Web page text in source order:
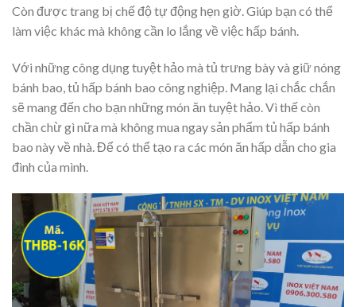
Còn được trang bị chế độ tự động hẹn giờ. Giúp bạn có thể
làm việc khác mà không cần lo lắng về việc hấp bánh.
Với những công dụng tuyệt hảo mà tủ trưng bày và giữ nóng
bánh bao, tủ hấp bánh bao công nghiệp. Mang lại chắc chắn
sẽ mang đến cho bạn những món ăn tuyệt hảo. Vì thế còn
chần chừ gì nữa mà không mua ngay sản phẩm tủ hấp bánh
bao này về nhà. Để có thể tạo ra các món ăn hấp dẫn cho gia
đình của mình.